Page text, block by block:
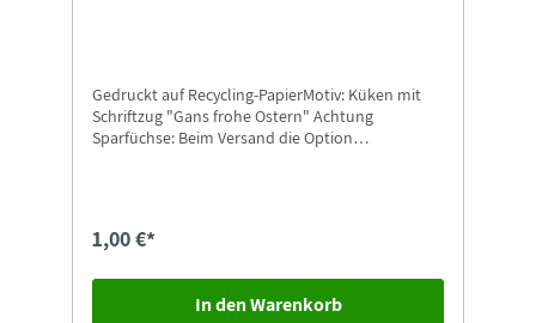
Gedruckt auf Recycling-PapierMotiv: Küken mit
Schriftzug "Gans frohe Ostern" Achtung
Sparfüchse: Beim Versand die Option
1,00 €*
In den Warenkorb